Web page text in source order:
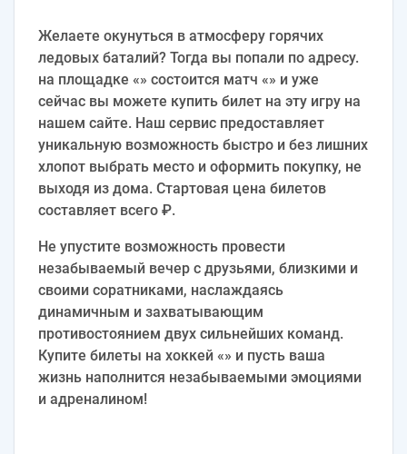
Желаете окунуться в атмосферу горячих
ледовых баталий? Тогда вы попали по адресу.
на площадке «» состоится матч «» и уже
сейчас вы можете купить билет на эту игру на
нашем сайте. Наш сервис предоставляет
уникальную возможность быстро и без лишних
хлопот выбрать место и оформить покупку, не
выходя из дома. Стартовая цена билетов
составляет всего ₽.
Не упустите возможность провести
незабываемый вечер с друзьями, близкими и
своими соратниками, наслаждаясь
динамичным и захватывающим
противостоянием двух сильнейших команд.
Купите билеты на хоккей «» и пусть ваша
жизнь наполнится незабываемыми эмоциями
и адреналином!